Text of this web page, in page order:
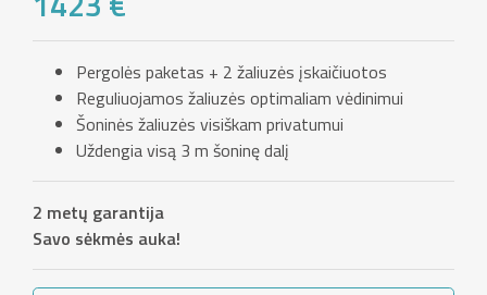
Pergolės paketas + 2 žaliuzės įskaičiuotos
Reguliuojamos žaliuzės optimaliam vėdinimui
Šoninės žaliuzės visiškam privatumui
Uždengia visą 3 m šoninę dalį
2 metų garantija
Savo sėkmės auka!